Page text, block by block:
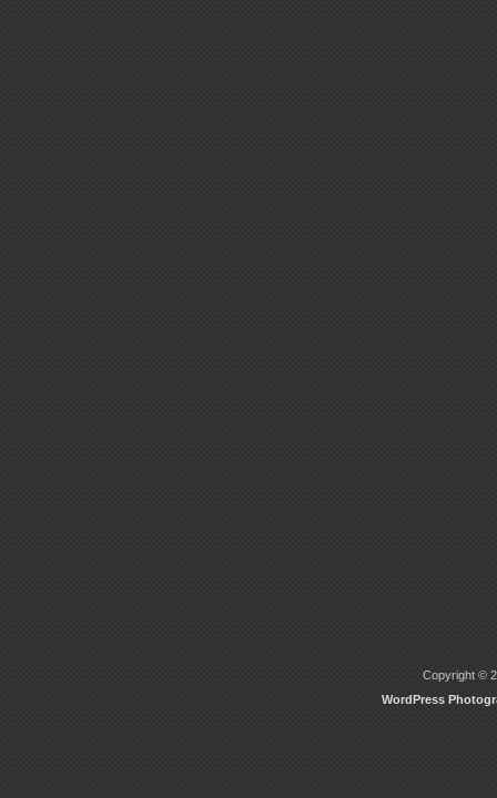
Copyright ©
WordPress